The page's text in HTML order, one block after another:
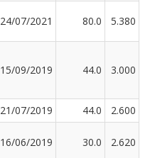
24/07/2021 80.0 5.380
15/09/2019 44.0 3.000
21/07/2019 44.0
2.600
16/06/2019 30.0 2.620